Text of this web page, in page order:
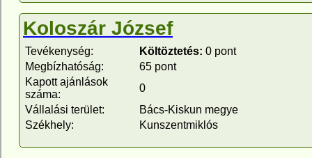
Koloszár József
Tevékenység: Költöztetés: 0 pont
Megbízhatóság:
65 pont
Kapott ajánlások
száma:
0
Vállalási terület:
Bács-Kiskun megye
Székhely:
Kunszentmiklós